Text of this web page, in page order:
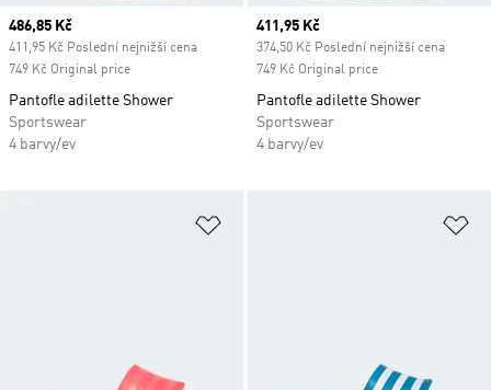
Current price
486,85 Kč
411,95 Kč Poslední nejnižší cena
749 Kč Original price
Pantofle adilette Shower
Sportswear
4 barvy/ev
Current price
411,95 Kč
374,50 Kč Poslední nejnižší cena
749 Kč Original price
Pantofle adilette Shower
Sportswear
4 barvy/ev